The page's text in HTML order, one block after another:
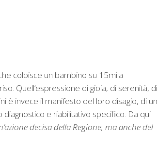
colpisce un bambino su 15mila
Quell’espressione di gioia, di serenità, di
è invece il manifesto del loro disagio, di
e riabilitativo specifico. Da qui
decisa della Regione, ma anche del